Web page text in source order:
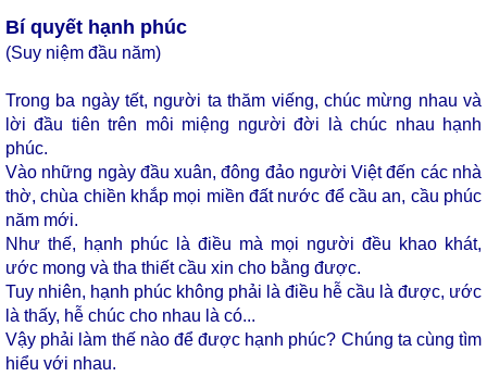
Bí quyết hạnh phúc
(Suy niệm đầu năm)
Trong ba ngày tết, người ta thăm viếng, chúc mừng nhau và
lời đầu tiên trên môi miệng người đời là chúc nhau hạnh
phúc.
Vào những ngày đầu xuân, đông đảo người Việt đến các nhà
thờ, chùa chiền khắp mọi miền đất nước để cầu an, cầu phúc
năm mới.
Như thế, hạnh phúc là điều mà mọi người đều khao khát,
ước mong và tha thiết cầu xin cho bằng được.
Tuy nhiên, hạnh phúc không phải là điều hễ cầu là được, ước
là thấy, hễ chúc cho nhau là có...
Vậy phải làm thế nào để được hạnh phúc? Chúng ta cùng tìm
hiểu với nhau.